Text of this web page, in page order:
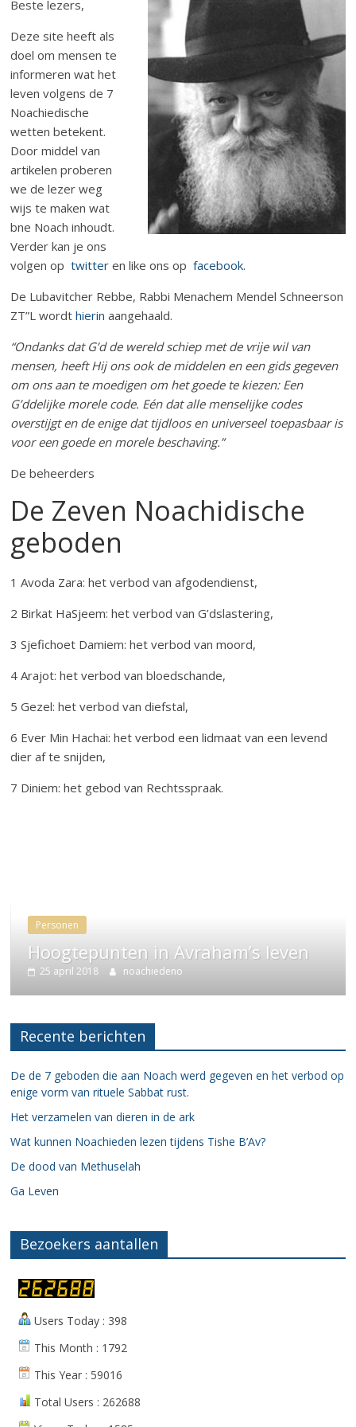
Beste lezers,
Deze site heeft als
doel om mensen te
informeren wat het
leven volgens de 7
Noachiedische
wetten betekent.
Door middel van
artikelen proberen
we de lezer weg
wijs te maken wat
bne Noach inhoudt.
Verder kan je ons
volgen optwitter en like ons opfacebook.
De Lubavitcher Rebbe, Rabbi Menachem Mendel Schneerson
ZT”L wordthierin aangehaald.
“Ondanks dat G’d de wereld schiep met de vrije wil van
mensen, heeft Hij ons ook de middelen en een gids gegeven
om ons aan te moedigen om het goede te kiezen: Een
G’ddelijke morele code. Eén dat alle menselijke codes
overstijgt en de enige dat tijdloos en universeel toepasbaar is
voor een goede en morele beschaving.”
De beheerders
De Zeven Noachidische
geboden
1 Avoda Zara: het verbod van afgodendienst,
2 Birkat HaSjeem: het verbod van G’dslastering,
3 Sjefichoet Damiem: het verbod van moord,
4 Arajot: het verbod van bloedschande,
5 Gezel: het verbod van diefstal,
6 Ever Min Hachai: het verbod een lidmaat van een levend
dier af te snijden,
7 Diniem: het gebod van Rechtsspraak.
Personen
Hoogtepunten in Avraham’s leven
25 april 2018 noachiedeno
Recente berichten
De de 7 geboden die aan Noach werd gegeven en het verbod op
enige vorm van rituele Sabbat rust.
Het verzamelen van dieren in de ark
Wat kunnen Noachieden lezen tijdens Tishe B’Av?
De dood van Methuselah
Ga Leven
Bezoekers aantallen
Users Today : 398
This Month : 1792
This Year : 59016
Total Users : 262688